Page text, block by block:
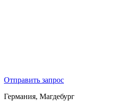
Отправить запрос
Германия, Магдебург